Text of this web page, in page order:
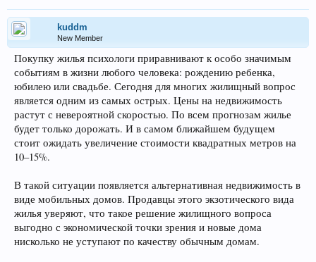
kuddm
New Member
Покупку жилья психологи приравнивают к особо значимым
событиям в жизни любого человека: рождению ребенка,
юбилею или свадьбе. Сегодня для многих жилищный вопрос
является одним из самых острых. Цены на недвижимость
растут с невероятной скоростью. По всем прогнозам жилье
будет только дорожать. И в самом ближайшем будущем
стоит ожидать увеличение стоимости квадратных метров на
10–15%.
В такой ситуации появляется альтернативная недвижимость в
виде мобильных домов. Продавцы этого экзотического вида
жилья уверяют, что такое решение жилищного вопроса
выгодно с экономической точки зрения и новые дома
нисколько не уступают по качеству обычным домам.